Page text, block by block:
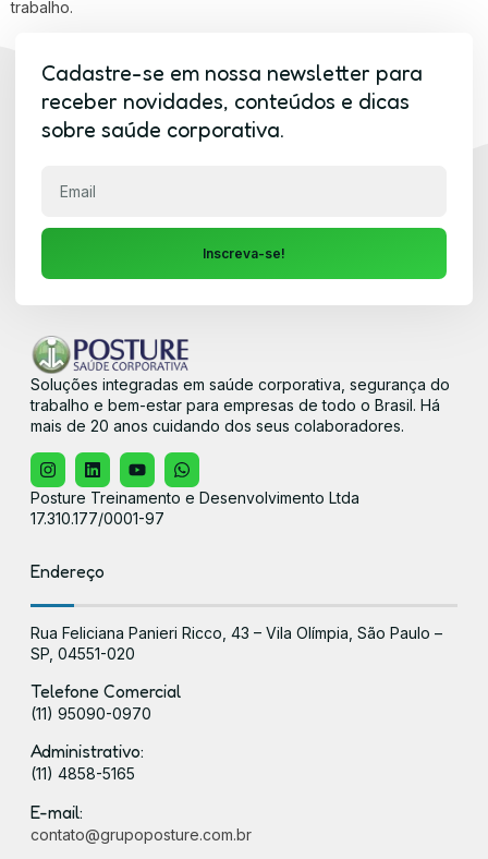
trabalho.
Cadastre-se em nossa newsletter para
receber novidades, conteúdos e dicas
sobre saúde corporativa.
Inscreva-se!
Soluções integradas em saúde corporativa, segurança do
trabalho e bem-estar para empresas de todo o Brasil. Há
mais de 20 anos cuidando dos seus colaboradores.
Posture Treinamento e Desenvolvimento Ltda
17.310.177/0001-97
Endereço
Rua Feliciana Panieri Ricco, 43 – Vila Olímpia, São Paulo –
SP, 04551-020
Telefone Comercial
(11) 95090-0970
Administrativo:
(11) 4858-5165
E-mail:
contato@grupoposture.com.br